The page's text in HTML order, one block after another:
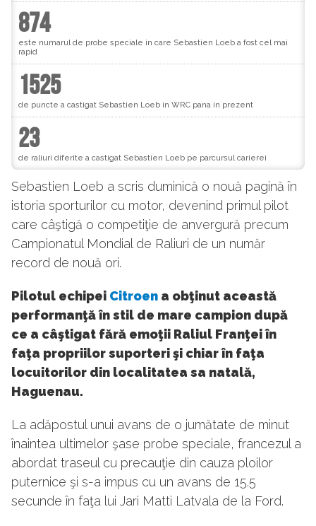
874
este numarul de probe speciale in care Sebastien Loeb a fost cel mai
rapid
1525
de puncte a castigat Sebastien Loeb in WRC pana in prezent
23
de raliuri diferite a castigat Sebastien Loeb pe parcursul carierei
Sebastien Loeb a scris duminică o nouă pagină în
istoria sporturilor cu motor, devenind primul pilot
care câştigă o competiţie de anvergură precum
Campionatul Mondial de Raliuri de un număr
record de nouă ori.
Pilotul echipei Citroen a obţinut această
performanţă în stil de mare campion după
ce a câştigat fără emoţii Raliul Franţei în
faţa propriilor suporteri şi chiar în faţa
locuitorilor din localitatea sa natală,
Haguenau.
La adăpostul unui avans de o jumătate de minut
înaintea ultimelor şase probe speciale, francezul a
abordat traseul cu precauţie din cauza ploilor
puternice şi s-a impus cu un avans de 15.5
secunde în faţa lui Jari Matti Latvala de la Ford.